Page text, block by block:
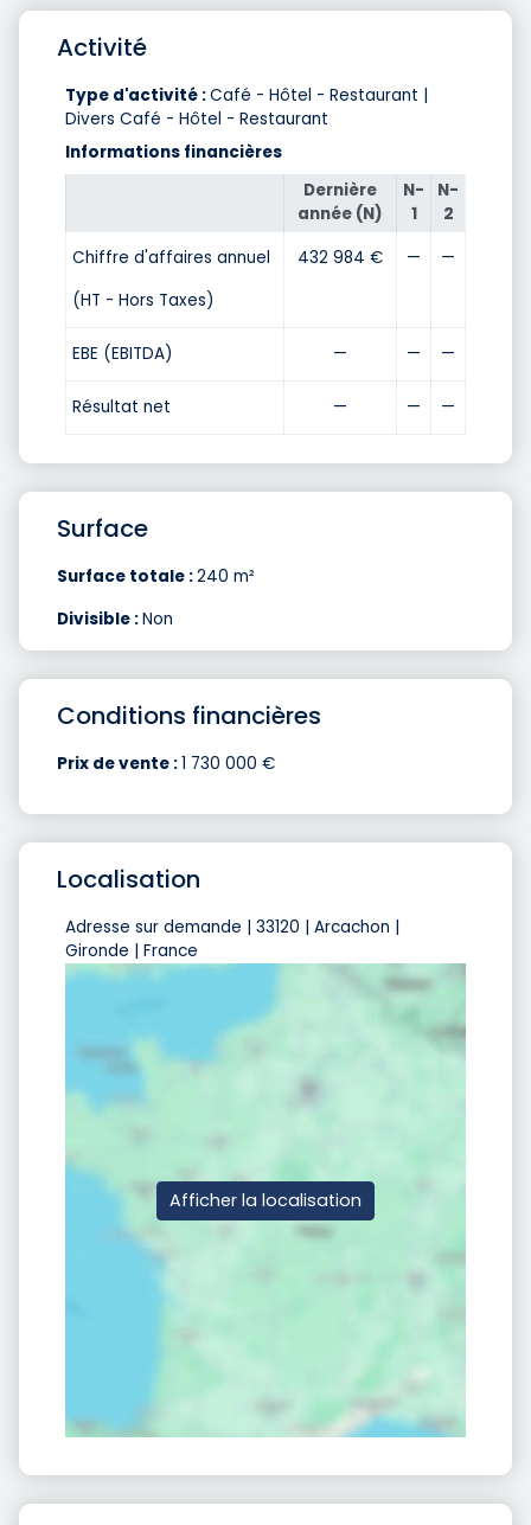
Activité
Type d'activité :Café - Hôtel - Restaurant |
Divers Café - Hôtel - Restaurant
Informations financières
Dernière
année (N)
N-
1
N-
2
Chiffre d'affaires annuel
(HT - Hors Taxes)
432 984 € — —
EBE (EBITDA) — — —
Résultat net — — —
Surface
Surface totale :240 m²
Divisible :Non
Conditions financières
Prix de vente :1 730 000 €
Localisation
Adresse sur demande | 33120 | Arcachon |
Gironde | France
Afficher la localisation